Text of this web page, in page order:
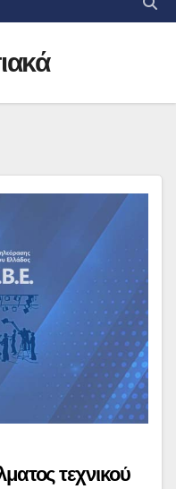
τεχνικού